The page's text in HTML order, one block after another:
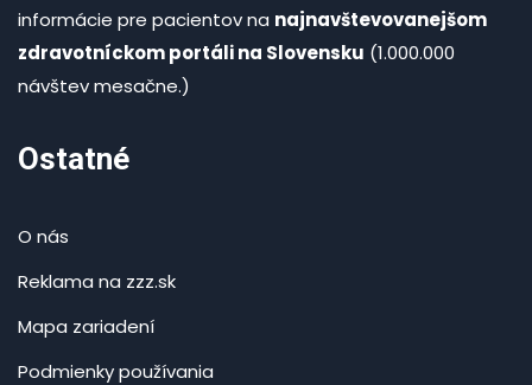
informácie pre pacientov na najnavštevovanejšom
zdravotníckom portáli na Slovensku (1.000.000
návštev mesačne.)
Ostatné
O nás
Reklama na zzz.sk
Mapa zariadení
Podmienky používania